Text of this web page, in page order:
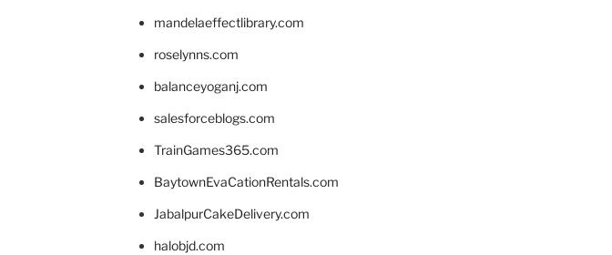
mandelaeffectlibrary.com
roselynns.com
balanceyoganj.com
salesforceblogs.com
TrainGames365.com
BaytownEvaCationRentals.com
JabalpurCakeDelivery.com
halobjd.com